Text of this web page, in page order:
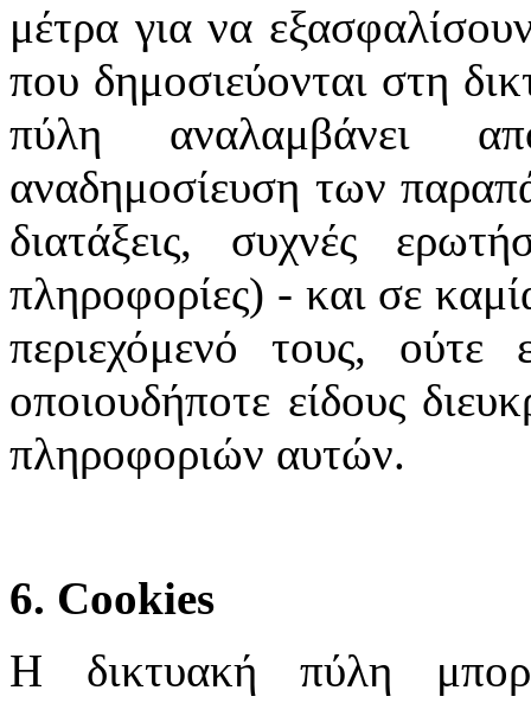
μέτρα για να
που δημοσιεύονται στη
πύλη αναλαμβάνει
αναδημοσίευση των
διατάξεις, συχνές
πληροφορίες) - και σε
περιεχόμενό τους, ούτε
οποιουδήποτε είδους
πληροφοριών αυτών.
6. Cookies
Η δικτυακή πύλη